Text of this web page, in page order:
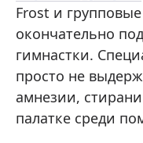
Frost и групповые
окончательно
гимнастки.
просто не
амнезии,
палатке среди